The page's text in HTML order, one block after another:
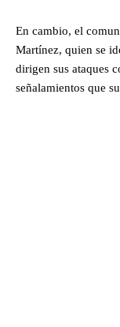
En cambio, el
Martínez, quien se
dirigen sus ataques
señalamientos que